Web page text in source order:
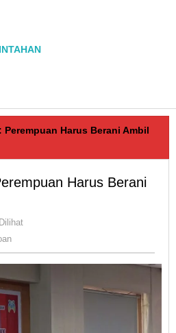
Perempuan Harus Berani Ambil
Harus Berani